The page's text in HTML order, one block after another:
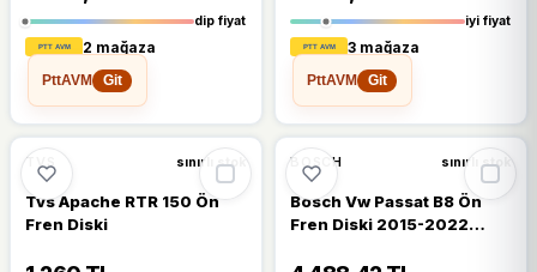
dip fiyat
2 mağaza
PttAVM
Git
04 12 1k0615301ak
iyi fiyat
3 mağaza
PttAVM
Git
%29 %29 DÜŞTÜ
TVS sınırlı stok
Tvs Apache RTR 150 Ön
Fren Diski
%29 %29 DÜŞTÜ
BOSCH sınırlı stok
Bosch Vw Passat B8 Ön
Fren Diski 2015-2022